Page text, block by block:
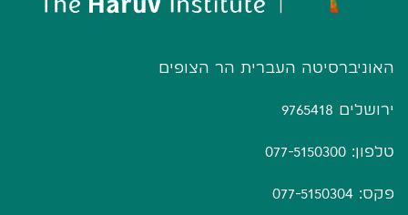
האוניברסיטה העברית הר הצופים
ירושלים 9765418
טלפון: 077-5150300
פקס: 077-5150304